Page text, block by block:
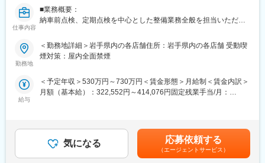
入社後の2週間の導入研修をはじめ、多彩な研修で成長をサポー
ト。各々の役職や志向性に合わせた能力開発の制度も充実してい
■働き方
・年休108日＋有休(義務日数)5日＋ライフサポート休暇7日
変更の範囲：会社の定める業務
（2）年齢や経験にかかわらず、スピード昇給・昇格が可能：
されます。
多さ：
安定した集客＋世界最大級の中古車データベースの保有によっ
家賃補助、社宅制度、子供手当等充実しており、健康経営優良法
人2025への認定実績あり！
仕事内容
■業務概要：
納車前点検、定期点検を中心とした整備業務全般を担当いただき
勤務場所については面接での相談になり、基本的には希望を考慮
いたします。
整備士として、点検業務・整備業務・各種用品取り付けを中心に
お任せします。具体的には業務の7割程度が点検・整備業務、残り
※重整備はほとんど外注しているため、体への負担も少なめ
■転勤について：
勤務地
＜勤務地詳細＞岩手県内の各店舗住所：岩手県内の各店舗 受動喫
煙対策：屋内全面禁煙
給与
＜予定年収＞530万円～730万円＜賃金形態＞月給制＜賃金内訳＞
月額（基本給）：322,552円～414,076円固定残業手当/月：
昇給：年1回（営業成績と業務能力を加味して評価）■賞与・年2
回■上記はグローバル型の給与詳細です。■地域型、中域型の給与
は職務内容欄に記載をしています。賃金はあくまでも目安の金額
気になる 応募依頼する
（エージェントサービス）